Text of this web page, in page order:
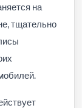
на
тщательно